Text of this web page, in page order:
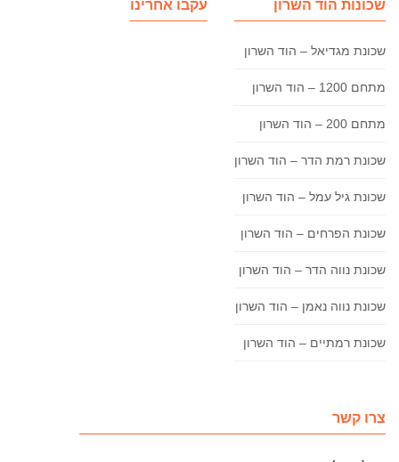
שכונות הוד השרון
שכונת מגדיאל – הוד השרון
מתחם 1200 – הוד השרון
מתחם 200 – הוד השרון
שכונת רמת הדר – הוד השרון
שכונת גיל עמל – הוד השרון
שכונת הפרחים – הוד השרון
שכונת נווה הדר – הוד השרון
שכונת נווה נאמן – הוד השרון
שכונת רמתיים – הוד השרון
עקבו אחרינו
צרו קשר